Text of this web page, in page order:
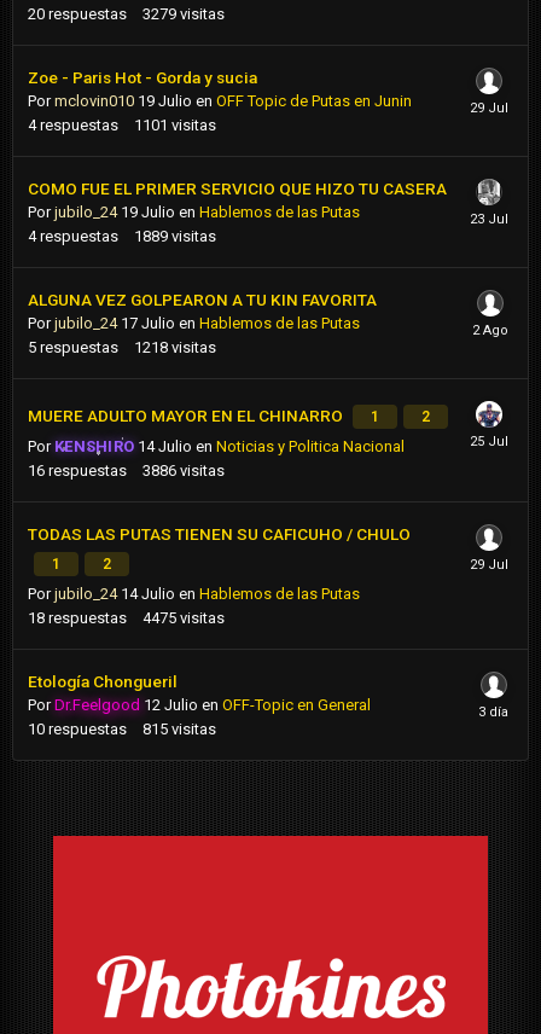
20 respuestas 3279 visitas
Zoe - Paris Hot - Gorda y sucia
Pormclovin010 19 Julio en OFF Topic de Putas en Junin
4 respuestas 1101 visitas
COMO FUE EL PRIMER SERVICIO QUE HIZO TU CASERA
Porjubilo_24 19 Julio en Hablemos de las Putas
4 respuestas 1889 visitas
ALGUNA VEZ GOLPEARON A TU KIN FAVORITA
Porjubilo_24 17 Julio en Hablemos de las Putas
5 respuestas 1218 visitas
MUERE ADULTO MAYOR EN EL CHINARRO 1 2
Por KENSHIRO 14 Julio enNoticias y Politica Nacional
16 respuestas 3886 visitas
TODAS LAS PUTAS TIENEN SU CAFICUHO / CHULO
1 2
Porjubilo_24 14 Julio en Hablemos de las Putas
18 respuestas 4475 visitas
Etología Chongueril
PorDr.Feelgood 12 Julio en OFF-Topic en General
10 respuestas 815 visitas